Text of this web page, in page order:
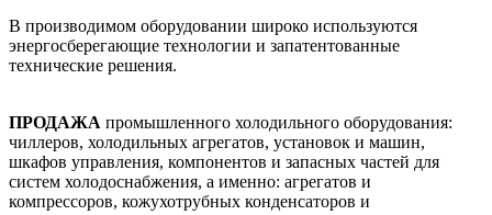
В производимом оборудовании широко используются
энергосберегающие технологии и запатентованные
технические решения.
ПРОДАЖА промышленного холодильного оборудования:
чиллеров, холодильных агрегатов, установок и машин,
шкафов управления, компонентов и запасных частей для
систем холодоснабжения, а именно: агрегатов и
компрессоров, кожухотрубных конденсаторов и